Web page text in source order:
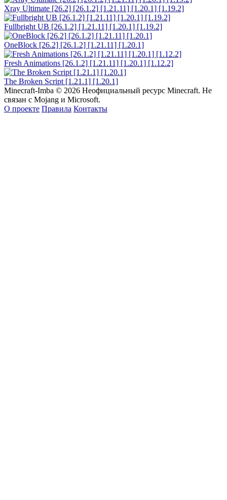
Xray Ultimate [26.2] [26.1.2] [1.21.11] [1.20.1] [1.19.2]
Fullbright UB [26.1.2] [1.21.11] [1.20.1] [1.19.2]
OneBlock [26.2] [26.1.2] [1.21.11] [1.20.1]
Fresh Animations [26.1.2] [1.21.11] [1.20.1] [1.12.2]
The Broken Script [1.21.1] [1.20.1]
Minecraft-Imba © 2026 Неофициальный ресурс Minecraft. Не
связан с Mojang и Microsoft.
О проекте Правила Контакты